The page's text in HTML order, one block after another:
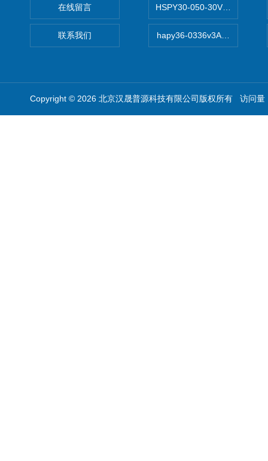
在线留言
联系我们
HSPY30-050-30V/-05A可调
hapy36-0336v3A高精度小型
Copyright © 2026 北京汉晟普源科技有限公司版权所有 访问量